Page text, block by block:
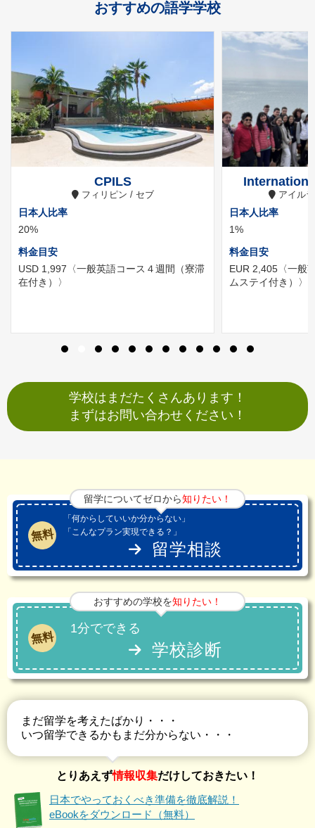
おすすめの語学学校
CPILS
フィリピン / セブ
日本人比率
20%
料金目安
USD 1,997 〈一般英語コース４週間（寮滞
在付き）〉
アイル
日本人比率
1%
料金目安
EUR 2,405 〈一般
ムステイ付き）〉
学校はまだたくさんあります！
まずはお問い合わせください！
留学についてゼロから知りたい！
無料
「何からしていいか分からない」
「こんなプラン実現できる？」
留学相談
おすすめの学校を知りたい！
無料
1分でできる
学校診断
まだ留学を考えたばかり・・・
いつ留学できるかもまだ分からない・・・
とりあえず情報収集だけしておきたい！
日本でやっておくべき準備を徹底解説！
eBookをダウンロード（無料）